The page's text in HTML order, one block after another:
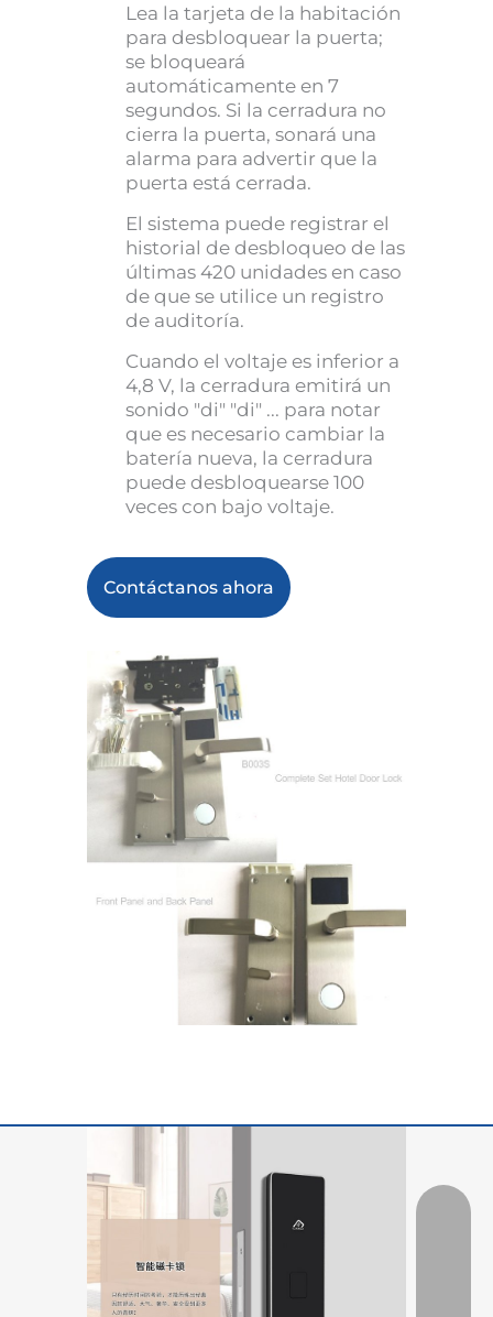
Lea la tarjeta de la habitación
para desbloquear la puerta;
se bloqueará
automáticamente en 7
segundos. Si la cerradura no
cierra la puerta, sonará una
alarma para advertir que la
puerta está cerrada.
El sistema puede registrar el
historial de desbloqueo de las
últimas 420 unidades en caso
de que se utilice un registro
de auditoría.
Cuando el voltaje es inferior a
4,8 V, la cerradura emitirá un
sonido "di" "di" ... para notar
que es necesario cambiar la
batería nueva, la cerradura
puede desbloquearse 100
veces con bajo voltaje.
Contáctanos ahora